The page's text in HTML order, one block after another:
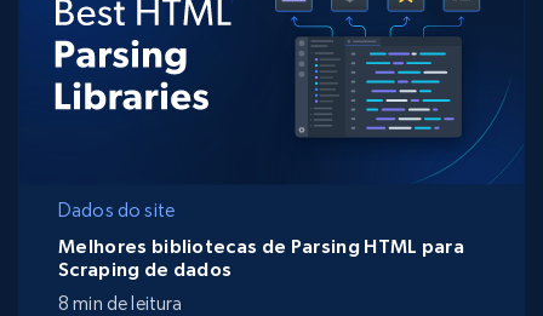
Dados do site
Melhores bibliotecas de Parsing HTML para
Scraping de dados
8 min de leitura